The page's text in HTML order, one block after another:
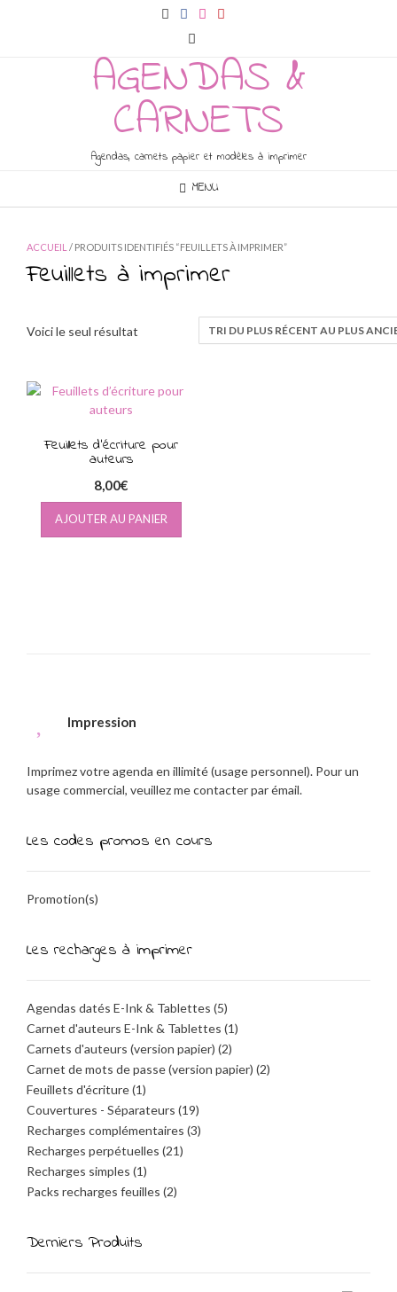
AGENDAS &
CARNETS
Agendas, carnets papier et modèles à imprimer
MENU
ACCUEIL / PRODUITS IDENTIFIÉS “FEUILLETS À IMPRIMER”
Feuillets à imprimer
Voici le seul résultat
Feuillets d’écriture pour
auteurs
8,00€
AJOUTER AU PANIER
Impression
Imprimez votre agenda en illimité (usage personnel). Pour un
usage commercial, veuillez me contacter par émail.
Les codes promos en cours
Promotion(s)
Les recharges à imprimer
Agendas datés E-Ink & Tablettes (5)
Carnet d'auteurs E-Ink & Tablettes (1)
Carnets d'auteurs (version papier) (2)
Carnet de mots de passe (version papier) (2)
Feuillets d'écriture(1)
Couvertures - Séparateurs (19)
Recharges complémentaires (3)
Recharges perpétuelles (21)
Recharges simples (1)
Packs recharges feuilles (2)
Derniers Produits